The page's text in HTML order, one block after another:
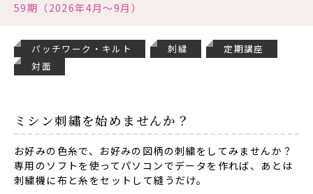
59期（2026年4月〜9月）
パッチワーク・キルト 刺繍
定期講座
対面
ミシン刺繡を始めませんか？
お好みの色糸で、お好みの図柄の刺繍をしてみませんか？
専用のソフトを使ってパソコンでデータを作れば、あとは
刺繍機に布と糸をセットして縫うだけ。